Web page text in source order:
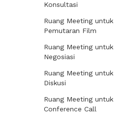
Konsultasi
Ruang Meeting untuk
Pemutaran Film
Ruang Meeting untuk
Negosiasi
Ruang Meeting untuk
Diskusi
Ruang Meeting untuk
Conference Call